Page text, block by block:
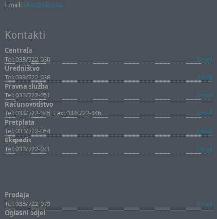
Email: sllist@sllist.ba
Kontakti
Centrala
Tel: 033/722-030
Email
Uredništvo
Tel: 033/722-038
Email
Pravna služba
Tel: 033/722-051
Email
Računovodstvo
Tel: 033/722-045, Fax: 033/722-046
Email
Pretplata
Tel: 033/722-054
Email
Ekspedit
Tel: 033/722-041
Email
Prodaja
Tel: 033/722-079
Email
Oglasni odjel